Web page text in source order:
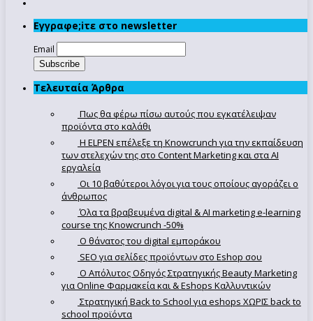
Εγγραφe;iτε στο newsletter
Email
Τελευταία Άρθρα
Πως θα φέρω πίσω αυτούς που εγκατέλειψαν
προϊόντα στο καλάθι
Η ELPEN επέλεξε τη Knowcrunch για την εκπαίδευση
των στελεχών της στο Content Marketing και στα AI
εργαλεία
Οι 10 βαθύτεροι λόγοι για τους οποίους αγοράζει ο
άνθρωπος
Όλα τα βραβευμένα digital & AI marketing e-learning
course της Knowcrunch -50%
Ο θάνατος του digital εμποράκου
SEO για σελίδες προϊόντων στο Eshop σου
Ο Απόλυτoς Οδηγός Στρατηγικής Beauty Marketing
για Online Φαρμακεία και & Eshops Καλλυντικών
Στρατηγική Back to School για eshops ΧΩΡΙΣ back to
school προϊόντα